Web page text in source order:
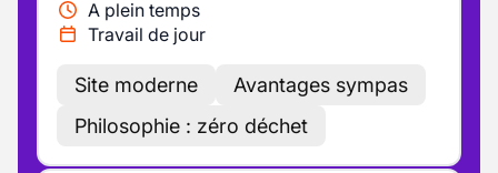
A plein temps
Travail de jour
Site moderne
Avantages sympas
Philosophie : zéro déchet